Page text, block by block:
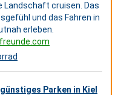
Landschaft cruisen. Das
und das Fahren in
erleben.
Parken in Kiel